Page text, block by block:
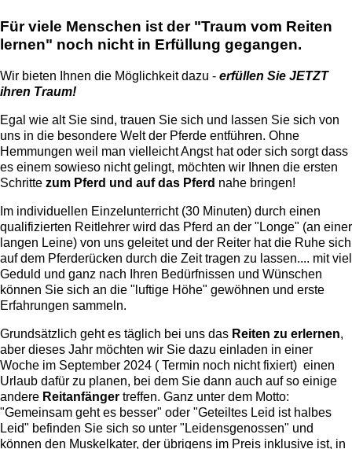
Für viele Menschen ist der "Traum vom Reiten
lernen" noch nicht in Erfüllung gegangen.
Wir bieten Ihnen die Möglichkeit dazu - erfüllen Sie JETZT
ihren Traum!
Egal wie alt Sie sind, trauen Sie sich und lassen Sie sich von
uns in die besondere Welt der Pferde entführen. Ohne
Hemmungen weil man vielleicht Angst hat oder sich sorgt dass
es einem sowieso nicht gelingt, möchten wir Ihnen die ersten
Schritte zum Pferd und auf das Pferd nahe bringen!
Im individuellen Einzelunterricht (30 Minuten) durch einen
qualifizierten Reitlehrer wird das Pferd an der "Longe" (an einer
langen Leine) von uns geleitet und der Reiter hat die Ruhe sich
auf dem Pferderücken durch die Zeit tragen zu lassen.... mit viel
Geduld und ganz nach Ihren Bedürfnissen und Wünschen
können Sie sich an die "luftige Höhe" gewöhnen und erste
Erfahrungen sammeln.
Grundsätzlich geht es täglich bei uns das Reiten zu erlernen,
aber dieses Jahr möchten wir Sie dazu einladen in einer
Woche im September 2024 ( Termin noch nicht fixiert) einen
Urlaub dafür zu planen, bei dem Sie dann auch auf so einige
andere Reitanfänger treffen. Ganz unter dem Motto:
"Gemeinsam geht es besser" oder "Geteiltes Leid ist halbes
Leid" befinden Sie sich so unter "Leidensgenossen" und
können den Muskelkater, der übrigens im Preis inklusive ist, in